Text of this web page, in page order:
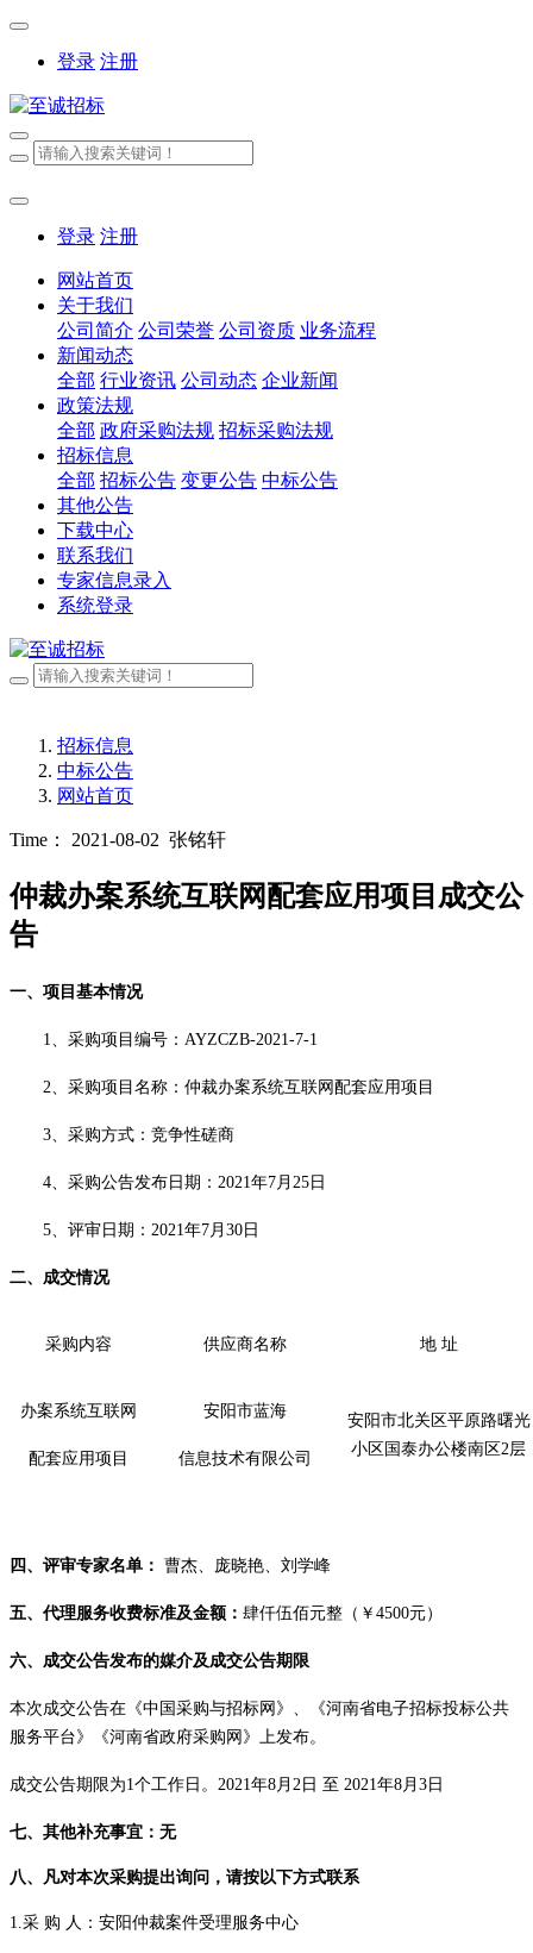
登录 注册
登录 注册
网站首页
关于我们
公司简介 公司荣誉 公司资质 业务流程
新闻动态
全部 行业资讯 公司动态 企业新闻
政策法规
全部 政府采购法规 招标采购法规
招标信息
全部 招标公告 变更公告 中标公告
其他公告
下载中心
联系我们
专家信息录入
系统登录
招标信息
中标公告
网站首页
Time： 2021-08-02 张铭轩
仲裁办案系统互联网配套应用项目成交公
告
一、项目基本情况
1、采购项目编号：AYZCZB-2021-7-1
2、采购项目名称：仲裁办案系统互联网配套应用项目
3、采购方式： 竞争性磋商
4、 采购公告发布日期： 2021年7月 25 日
5、评审日期：2021年7月 30 日
二、 成交情况
采购内容 供应商名称 地 址
办案系统互联网
配套应用项目
安阳市蓝海
信息技术有限公司
安阳市北关区平原路曙光
小区国泰办公楼南区2层
四、评审专家名单： 曹杰、庞晓艳、刘学峰
五、 代理服务收费标准及金额： 肆仟伍佰元整（ ￥ 4500元）
六、 成交公告发布的媒介及成交公告期限
本次成交公告在《中国采购与招标网》、《河南省电子招标投标公共
服务平台》《河南省政府采购网》上发布。
成交公告期限为1个工作日。2021年8月 2 日 至 2021年8月 3 日
七、 其他补充事宜： 无
八、凡对本次采购提出询问，请按以下方式联系
1.采 购 人：安阳仲裁案件受理服务中心